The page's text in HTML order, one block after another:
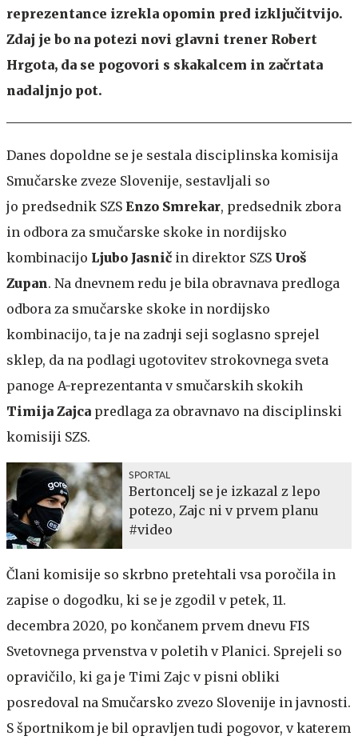
reprezentance izrekla opomin pred izključitvijo.
Zdaj je bo na potezi novi glavni trener Robert
Hrgota, da se pogovori s skakalcem in začrtata
nadaljnjo pot.
Danes dopoldne se je sestala disciplinska komisija
Smučarske zveze Slovenije, sestavljali so
jo predsednik SZS Enzo Smrekar, predsednik zbora
in odbora za smučarske skoke in nordijsko
kombinacijo Ljubo Jasnič in direktor SZS Uroš
Zupan. Na dnevnem redu je bila obravnava predloga
odbora za smučarske skoke in nordijsko
kombinacijo, ta je na zadnji seji soglasno sprejel
sklep, da na podlagi ugotovitev strokovnega sveta
panoge A-reprezentanta v smučarskih skokih
Timija Zajca predlaga za obravnavo na disciplinski
komisiji SZS.
SPORTAL
Bertoncelj se je izkazal z lepo
potezo, Zajc ni v prvem planu
#video
Člani komisije so skrbno pretehtali vsa poročila in
zapise o dogodku, ki se je zgodil v petek, 11.
decembra 2020, po končanem prvem dnevu FIS
Svetovnega prvenstva v poletih v Planici. Sprejeli so
opravičilo, ki ga je Timi Zajc v pisni obliki
posredoval na Smučarsko zvezo Slovenije in javnosti.
S športnikom je bil opravljen tudi pogovor, v katerem